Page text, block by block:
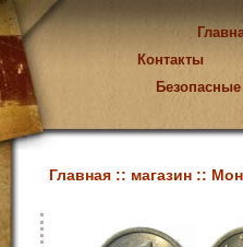
Контакты
Главная :: магазин ::